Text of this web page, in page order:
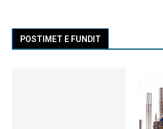
POSTIMET E FUNDIT